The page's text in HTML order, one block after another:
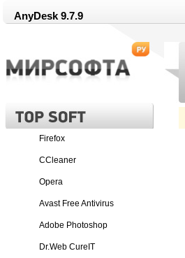
AnyDesk 9.7.9
Firefox
CCleaner
Opera
Avast Free Antivirus
Adobe Photoshop
Dr.Web CureIT